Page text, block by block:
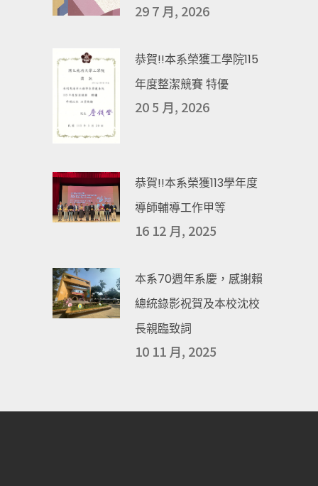
29 7 月, 2026
恭賀!!本系榮獲工學院115
年度整潔競賽 特優
20 5 月, 2026
恭賀!!本系榮獲113學年度
導師輔導工作甲等
16 12 月, 2025
本系70週年系慶，感謝賴
總統錄影祝賀及本校沈校
長親臨致詞
10 11 月, 2025